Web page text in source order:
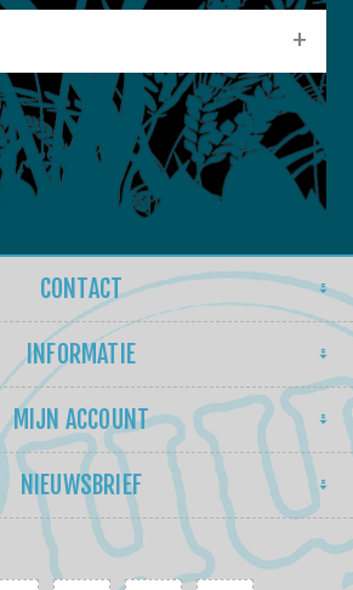
CONTACT
INFORMATIE
MIJN ACCOUNT
NIEUWSBRIEF